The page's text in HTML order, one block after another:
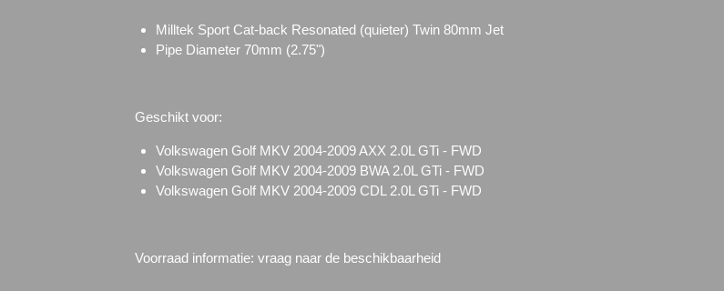
Milltek Sport Cat-back Resonated (quieter) Twin 80mm Jet
Pipe Diameter 70mm (2.75")
Geschikt voor:
Volkswagen Golf MKV 2004-2009 AXX 2.0L GTi - FWD
Volkswagen Golf MKV 2004-2009 BWA 2.0L GTi - FWD
Volkswagen Golf MKV 2004-2009 CDL 2.0L GTi - FWD
Voorraad informatie: vraag naar de beschikbaarheid